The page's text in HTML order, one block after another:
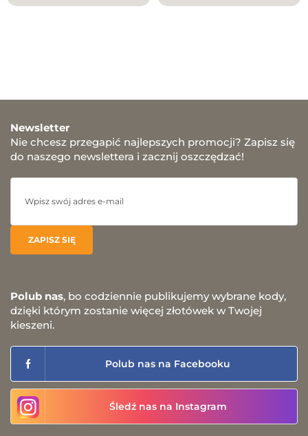
Newsletter
Nie chcesz przegapić najlepszych promocji? Zapisz się
do naszego newslettera i zacznij oszczędzać!
Polub nas, bo codziennie publikujemy wybrane kody,
dzięki którym zostanie więcej złotówek w Twojej
kieszeni.
Polub nas na Facebooku
Śledź nas na Instagram